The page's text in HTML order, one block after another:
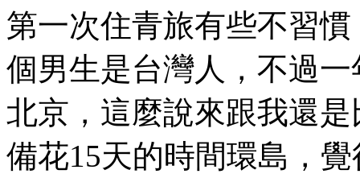
第一次住青旅有些不習
個男生是台灣人，不過
北京，這麼說來跟我還
備花15天的時間環島，